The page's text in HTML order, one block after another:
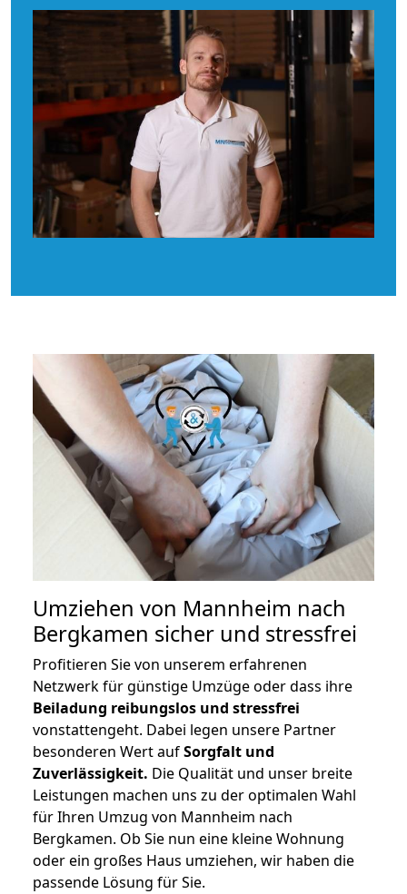
Umziehen von Mannheim nach
Bergkamen sicher und stressfrei
Profitieren Sie von unserem erfahrenen
Netzwerk für günstige Umzüge oder dass ihre
Beiladung reibungslos und stressfrei
vonstattengeht. Dabei legen unsere Partner
besonderen Wert aufSorgfalt und
Zuverlässigkeit. Die Qualität und unser breite
Leistungen machen uns zu der optimalen Wahl
für Ihren Umzug von Mannheim nach
Bergkamen. Ob Sie nun eine kleine Wohnung
oder ein großes Haus umziehen, wir haben die
passende Lösung für Sie.